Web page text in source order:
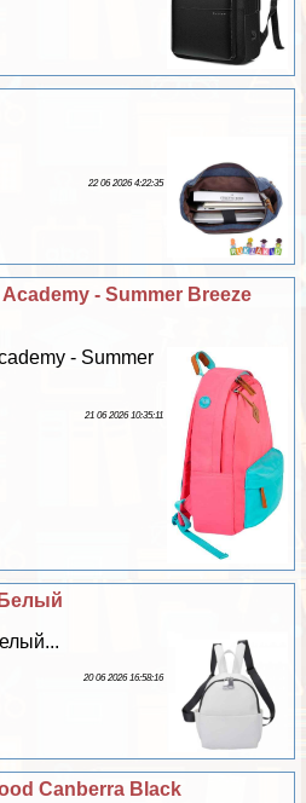
22 06 2026 4:22:35
- Summer Breeze
- Summer
21 06 2026 10:35:11
Белый
20 06 2026 16:58:16
Canberra Black